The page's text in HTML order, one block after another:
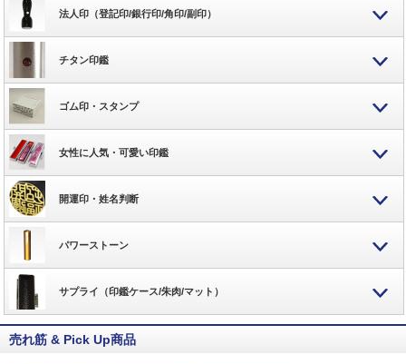
法人印（登記印/銀行印/角印/副印）
チタン印鑑
ゴム印・スタンプ
女性に人気・可愛い印鑑
開運印・姓名判断
パワーストーン
サプライ（印鑑ケース/朱肉/マット）
売れ筋 & Pick Up商品